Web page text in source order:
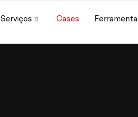
Serviços Cases